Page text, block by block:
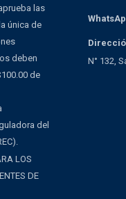
las
única de
deben
de
del
LOS
DE
N° 132,